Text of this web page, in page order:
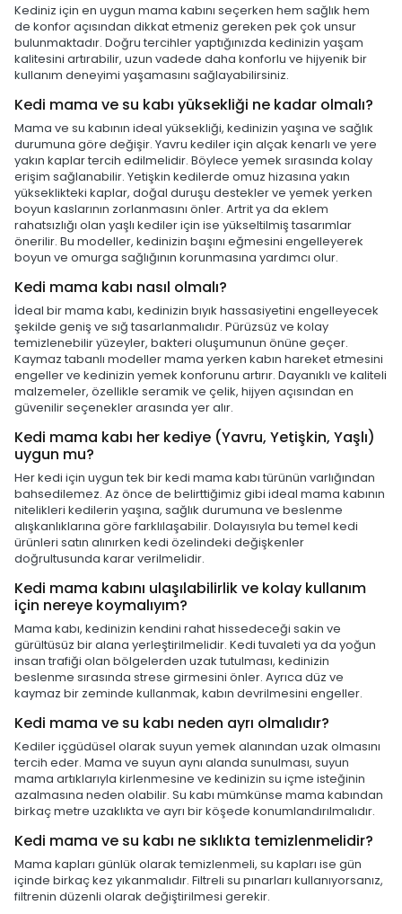
Kediniz için en uygun mama kabını seçerken hem sağlık hem
de konfor açısından dikkat etmeniz gereken pek çok unsur
bulunmaktadır. Doğru tercihler yaptığınızda kedinizin yaşam
kalitesini artırabilir, uzun vadede daha konforlu ve hijyenik bir
kullanım deneyimi yaşamasını sağlayabilirsiniz.
Kedi mama ve su kabı yüksekliği ne kadar olmalı?
Mama ve su kabının ideal yüksekliği, kedinizin yaşına ve sağlık
durumuna göre değişir. Yavru kediler için alçak kenarlı ve yere
yakın kaplar tercih edilmelidir. Böylece yemek sırasında kolay
erişim sağlanabilir. Yetişkin kedilerde omuz hizasına yakın
yükseklikteki kaplar, doğal duruşu destekler ve yemek yerken
boyun kaslarının zorlanmasını önler. Artrit ya da eklem
rahatsızlığı olan yaşlı kediler için ise yükseltilmiş tasarımlar
önerilir. Bu modeller, kedinizin başını eğmesini engelleyerek
boyun ve omurga sağlığının korunmasına yardımcı olur.
Kedi mama kabı nasıl olmalı?
İdeal bir mama kabı, kedinizin bıyık hassasiyetini engelleyecek
şekilde geniş ve sığ tasarlanmalıdır. Pürüzsüz ve kolay
temizlenebilir yüzeyler, bakteri oluşumunun önüne geçer.
Kaymaz tabanlı modeller mama yerken kabın hareket etmesini
engeller ve kedinizin yemek konforunu artırır. Dayanıklı ve kaliteli
malzemeler, özellikle seramik ve çelik, hijyen açısından en
güvenilir seçenekler arasında yer alır.
Kedi mama kabı her kediye (Yavru, Yetişkin, Yaşlı)
uygun mu?
Her kedi için uygun tek bir kedi mama kabı türünün varlığından
bahsedilemez. Az önce de belirttiğimiz gibi ideal mama kabının
nitelikleri kedilerin yaşına, sağlık durumuna ve beslenme
alışkanlıklarına göre farklılaşabilir. Dolayısıyla bu temel kedi
ürünleri satın alınırken kedi özelindeki değişkenler
doğrultusunda karar verilmelidir.
Kedi mama kabını ulaşılabilirlik ve kolay kullanım
için nereye koymalıyım?
Mama kabı, kedinizin kendini rahat hissedeceği sakin ve
gürültüsüz bir alana yerleştirilmelidir. Kedi tuvaleti ya da yoğun
insan trafiği olan bölgelerden uzak tutulması, kedinizin
beslenme sırasında strese girmesini önler. Ayrıca düz ve
kaymaz bir zeminde kullanmak, kabın devrilmesini engeller.
Kedi mama ve su kabı neden ayrı olmalıdır?
Kediler içgüdüsel olarak suyun yemek alanından uzak olmasını
tercih eder. Mama ve suyun aynı alanda sunulması, suyun
mama artıklarıyla kirlenmesine ve kedinizin su içme isteğinin
azalmasına neden olabilir. Su kabı mümkünse mama kabından
birkaç metre uzaklıkta ve ayrı bir köşede konumlandırılmalıdır.
Kedi mama ve su kabı ne sıklıkta temizlenmelidir?
Mama kapları günlük olarak temizlenmeli, su kapları ise gün
içinde birkaç kez yıkanmalıdır. Filtreli su pınarları kullanıyorsanız,
filtrenin düzenli olarak değiştirilmesi gerekir.